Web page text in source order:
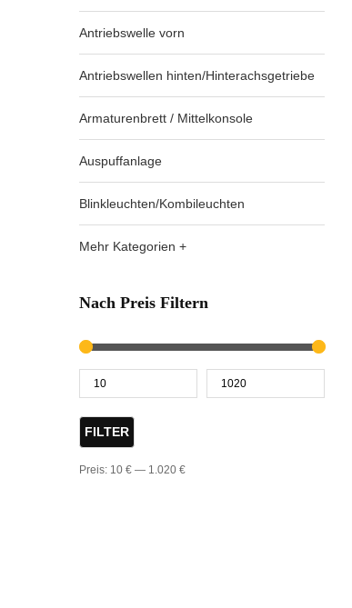
Antriebswelle vorn
Antriebswellen hinten/Hinterachsgetriebe
Armaturenbrett / Mittelkonsole
Auspuffanlage
Blinkleuchten/Kombileuchten
Mehr Kategorien +
Nach Preis Filtern
FILTER
Preis: 10 € — 1.020 €